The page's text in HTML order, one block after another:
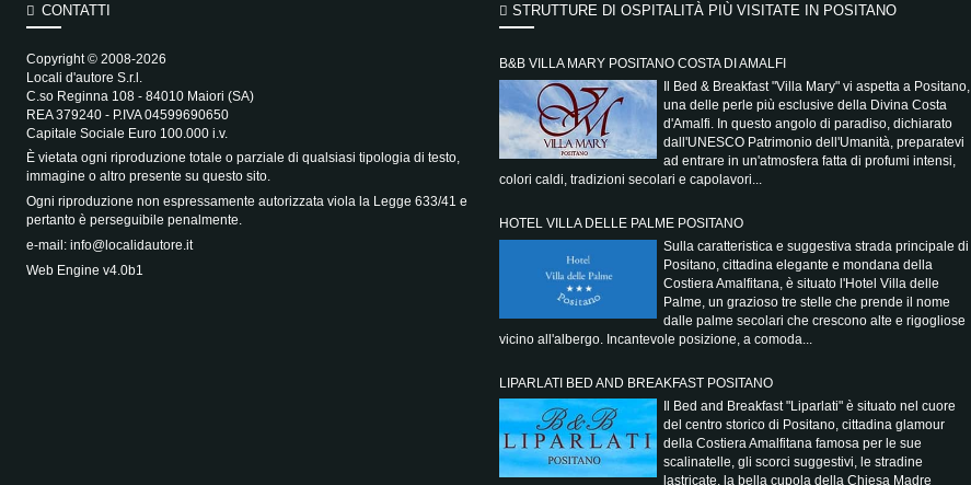
CONTATTI
Copyright © 2008-2026
Locali d'autore S.r.l.
C.so Reginna 108 - 84010 Maiori (SA)
REA 379240 - P.IVA 04599690650
Capitale Sociale Euro 100.000 i.v.
È vietata ogni riproduzione totale o parziale di qualsiasi tipologia di testo,
immagine o altro presente su questo sito.
Ogni riproduzione non espressamente autorizzata viola la Legge 633/41 e
pertanto è perseguibile penalmente.
e-mail: info@localidautore.it
Web Engine v4.0b1
STRUTTURE DI OSPITALITÀ PIÙ VISITATE IN POSITANO
B&B VILLA MARY POSITANO COSTA DI AMALFI
Il Bed & Breakfast "Villa Mary" vi aspetta a Positano,
una delle perle più esclusive della Divina Costa
d'Amalfi. In questo angolo di paradiso, dichiarato
dall'UNESCO Patrimonio dell'Umanità, preparatevi
ad entrare in un'atmosfera fatta di profumi intensi,
colori caldi, tradizioni secolari e capolavori...
HOTEL VILLA DELLE PALME POSITANO
Sulla caratteristica e suggestiva strada principale di
Positano, cittadina elegante e mondana della
Costiera Amalfitana, è situato l'Hotel Villa delle
Palme, un grazioso tre stelle che prende il nome
dalle palme secolari che crescono alte e rigogliose
vicino all'albergo. Incantevole posizione, a comoda...
LIPARLATI BED AND BREAKFAST POSITANO
Il Bed and Breakfast "Liparlati" è situato nel cuore
del centro storico di Positano, cittadina glamour
della Costiera Amalfitana famosa per le sue
scalinatelle, gli scorci suggestivi, le stradine
lastricate, la bella cupola della Chiesa Madre